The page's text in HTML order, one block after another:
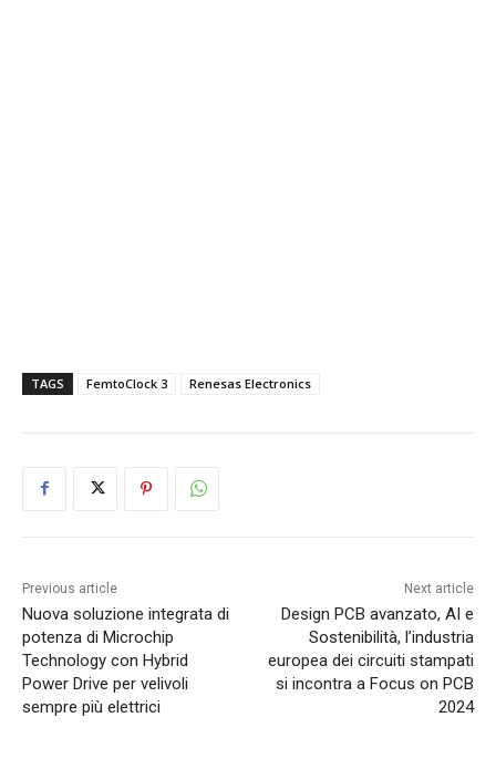
TAGS FemtoClock 3 Renesas Electronics
Previous article
Nuova soluzione integrata di
potenza di Microchip
Technology con Hybrid
Power Drive per velivoli
sempre più elettrici
Next article
Design PCB avanzato, AI e
Sostenibilità, l’industria
europea dei circuiti stampati
si incontra a Focus on PCB
2024